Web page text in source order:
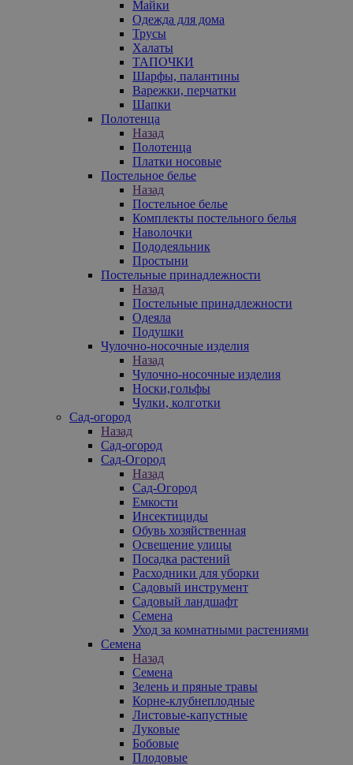
Майки
Одежда для дома
Трусы
Халаты
ТАПОЧКИ
Шарфы, палантины
Варежки, перчатки
Шапки
Полотенца
Назад
Полотенца
Платки носовые
Постельное белье
Назад
Постельное белье
Комплекты постельного белья
Наволочки
Пододеяльник
Простыни
Постельные принадлежности
Назад
Постельные принадлежности
Одеяла
Подушки
Чулочно-носочные изделия
Назад
Чулочно-носочные изделия
Носки,гольфы
Чулки, колготки
Сад-огород
Назад
Сад-огород
Сад-Огород
Назад
Сад-Огород
Емкости
Инсектициды
Обувь хозяйственная
Освещение улицы
Посадка растений
Расходники для уборки
Садовый инструмент
Садовый ландшафт
Семена
Уход за комнатными растениями
Семена
Назад
Семена
Зелень и пряные травы
Корне-клубнеплодные
Листовые-капустные
Луковые
Бобовые
Плодовые